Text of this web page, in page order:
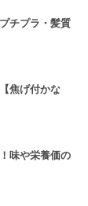
チプラ・髪質
焦げ付かな
味や栄養価の